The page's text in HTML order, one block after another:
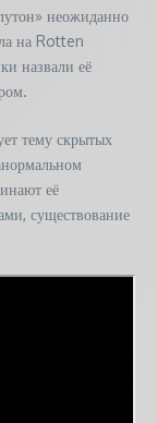
неожиданно
на Rotten
назвали её
тему скрытых
её
существование